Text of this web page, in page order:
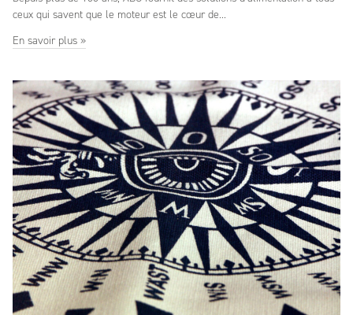
ceux qui savent que le moteur est le cœur de...
En savoir plus »